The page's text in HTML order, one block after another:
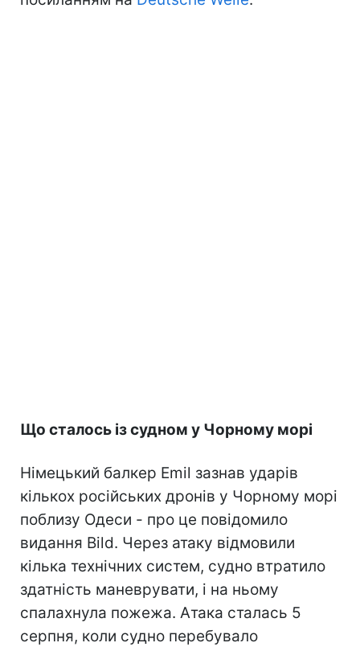
Що сталось із судном у Чорному морі
Німецький балкер Emil зазнав ударів
кількох російських дронів у Чорному морі
поблизу Одеси - про це повідомило
видання Bild. Через атаку відмовили
кілька технічних систем, судно втратило
здатність маневрувати, і на ньому
спалахнула пожежа. Атака сталась 5
серпня, коли судно перебувало